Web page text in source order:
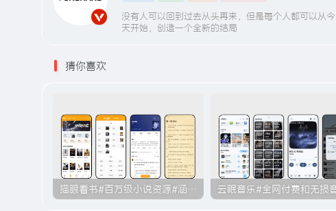
没有人可以回到过去从头再来，但是每个人都可以从今
天开始，创造一个全新的结局
猜你喜欢
猫眼看书#百万级小说资源#涵盖各大平台的付费小说#无广告#B011